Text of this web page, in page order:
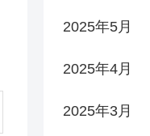
2025年5月
2025年4月
2025年3月